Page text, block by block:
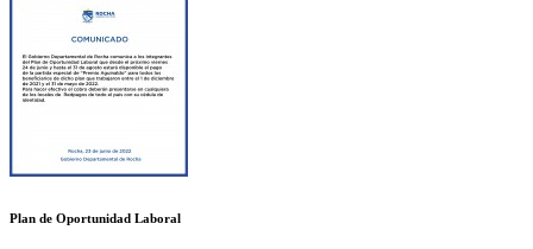
Plan de Oportunidad Laboral